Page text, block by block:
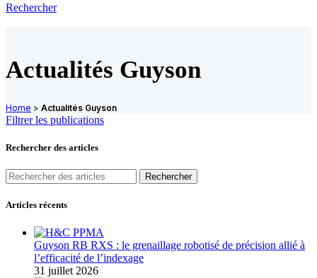
Rechercher
Actualités Guyson
Home > Actualités Guyson
Filtrer les publications
Rechercher des articles
Rechercher
Articles récents
Guyson RB RXS : le grenaillage robotisé de précision allié à
l’efficacité de l’indexage
31 juillet 2026